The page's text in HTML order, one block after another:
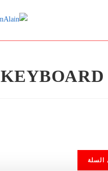
KEYBOARD
السلة